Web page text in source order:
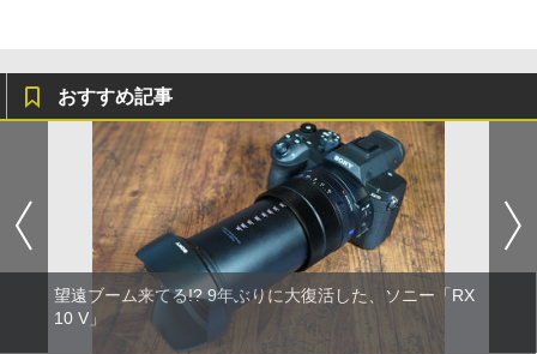
おすすめ記事
望遠ブーム来てる!? 9年ぶりに大復活した、ソニー「RX
10 V」